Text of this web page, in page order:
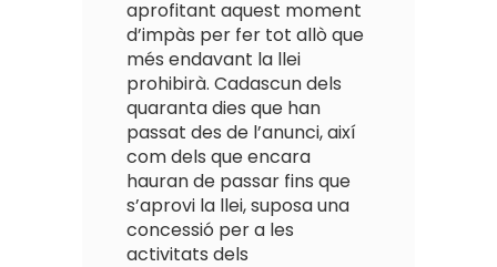
aprofitant aquest moment
d’impàs per fer tot allò que
més endavant la llei
prohibirà. Cadascun dels
quaranta dies que han
passat des de l’anunci, així
com dels que encara
hauran de passar fins que
s’aprovi la llei, suposa una
concessió per a les
activitats dels